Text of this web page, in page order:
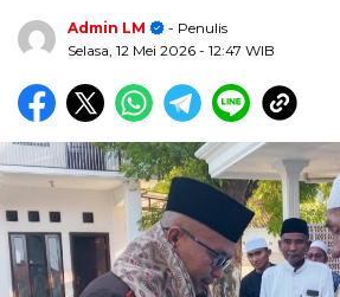
Admin LM
- Penulis
Selasa, 12 Mei 2026 - 12:47 WIB